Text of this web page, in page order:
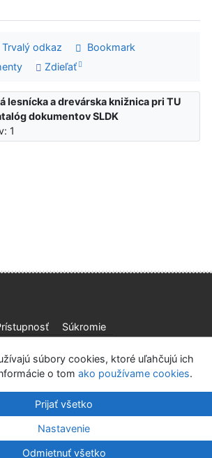
Trvalý odkaz
Bookmark
Zdieľať
lesnícka a drevárska knižnica pri TU
dokumentov SLDK
1
Súkromie
a drevárska knižnica pri Technickej
v.4.8.63a-Cosmotron Slovakia, s.r.o.
súbory cookies, ktoré uľahčujú ich
o tom ako používame cookies.
Prijať všetko
Nastavenie
Odmietnuť všetko